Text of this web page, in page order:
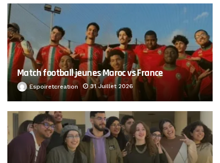
Match football jeunes Maroc vs France
Espoiretcreation 31 Juillet 2026